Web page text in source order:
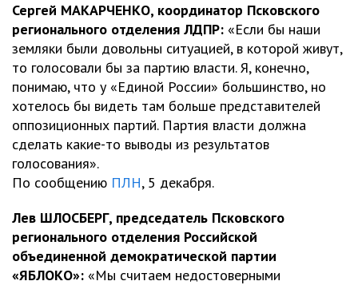
Сергей МАКАРЧЕНКО, координатор Псковского
регионального отделения ЛДПР: «Если бы наши
земляки были довольны ситуацией, в которой живут,
то голосовали бы за партию власти. Я, конечно,
понимаю, что у «Единой России» большинство, но
хотелось бы видеть там больше представителей
оппозиционных партий. Партия власти должна
сделать какие-то выводы из результатов
голосования».
По сообщению ПЛН, 5 декабря.
Лев ШЛОСБЕРГ, председатель Псковского
регионального отделения Российской
объединенной демократической партии
«ЯБЛОКО»: «Мы считаем недостоверными